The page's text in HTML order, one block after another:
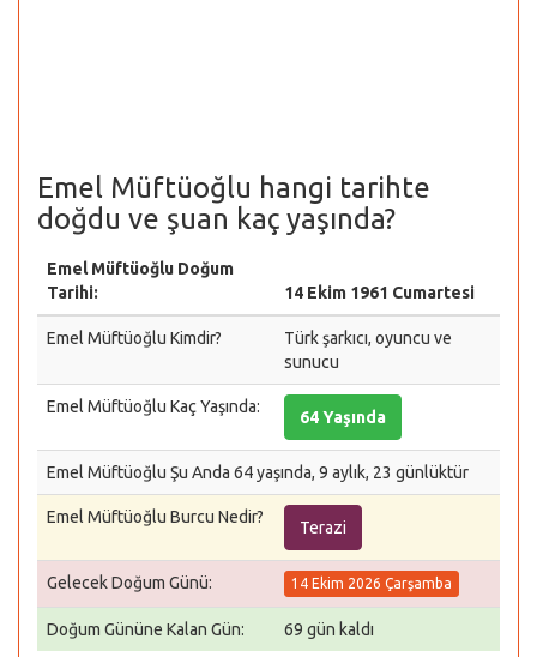
Emel Müftüoğlu hangi tarihte
doğdu ve şuan kaç yaşında?
Emel Müftüoğlu Doğum
Tarihi:
14 Ekim 1961 Cumartesi
Emel Müftüoğlu Kimdir?
Türk şarkıcı, oyuncu ve
sunucu
Emel Müftüoğlu Kaç Yaşında:
64 Yaşında
Emel Müftüoğlu Şu Anda 64 yaşında, 9 aylık, 23 günlüktür
Emel Müftüoğlu Burcu Nedir?
Terazi
Gelecek Doğum Günü: 14 Ekim 2026 Çarşamba
Doğum Gününe Kalan Gün: 69 gün kaldı